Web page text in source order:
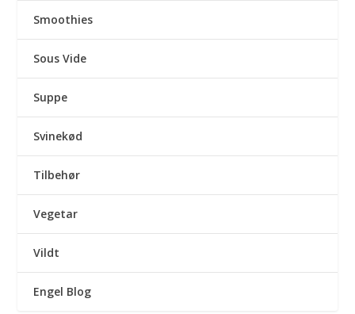
Smoothies
Sous Vide
Suppe
Svinekød
Tilbehør
Vegetar
Vildt
Engel Blog